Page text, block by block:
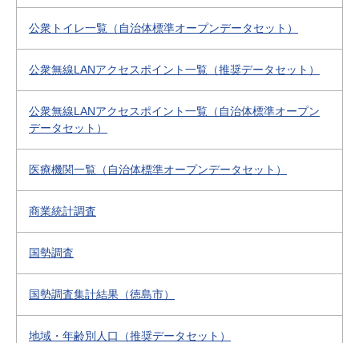
公衆トイレ一覧（自治体標準オープンデータセット）
公衆無線LANアクセスポイント一覧（推奨データセット）
公衆無線LANアクセスポイント一覧（自治体標準オープン
データセット）
医療機関一覧（自治体標準オープンデータセット）
商業統計調査
国勢調査
国勢調査集計結果（徳島市）
地域・年齢別人口（推奨データセット）